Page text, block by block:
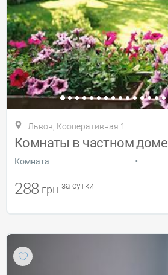
Львов, Кооперативная 1
Комнаты в частном доме
Комната •
288 грн за сутки